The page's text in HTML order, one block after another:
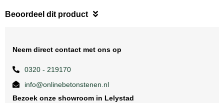
Beoordeel dit product
Neem direct contact met ons op
0320 - 219170
info@onlinebetonstenen.nl
Bezoek onze showroom in Lelystad